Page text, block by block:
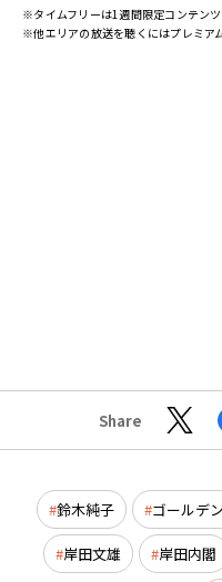
※タイムフリーは1週間限定コンテンツ
※他エリアの放送を聴くにはプレミア
Share
鈴木純子 ゴールデ
岸田文雄 岸田内閣